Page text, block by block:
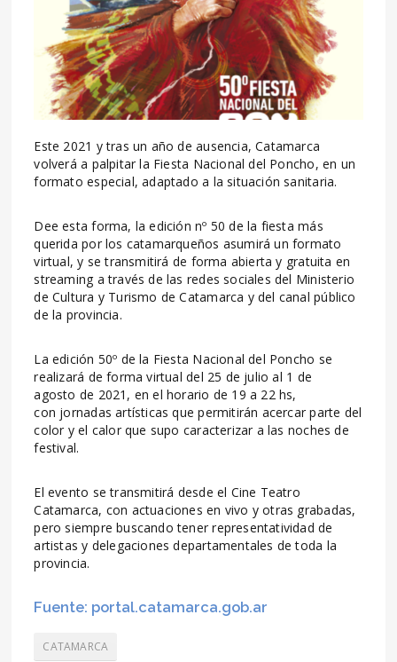
Este 2021 y tras un año de ausencia, Catamarca
volverá a palpitar la Fiesta Nacional del Poncho, en un
formato especial, adaptado a la situación sanitaria.
Dee esta forma, la edición nº 50 de la fiesta más
querida por los catamarqueños asumirá un formato
virtual, y se transmitirá de forma abierta y gratuita en
streaming a través de las redes sociales del Ministerio
de Cultura y Turismo de Catamarca y del canal público
de la provincia.
La edición 50º de la Fiesta Nacional del Poncho se
realizará de forma virtual del 25 de julio al 1 de
agosto de 2021, en el horario de 19 a 22 hs,
con jornadas artísticas que permitirán acercar parte del
color y el calor que supo caracterizar a las noches de
festival.
El evento se transmitirá desde el Cine Teatro
Catamarca, con actuaciones en vivo y otras grabadas,
pero siempre buscando tener representatividad de
artistas y delegaciones departamentales de toda la
provincia.
Fuente: portal.catamarca.gob.ar
CATAMARCA